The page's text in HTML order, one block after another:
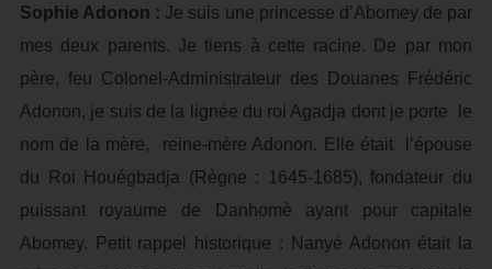
Sophie Adonon : Je suis une princesse d’Abomey de par
mes deux parents. Je tiens à cette racine. De par mon
père, feu Colonel-Administrateur des Douanes Frédéric
Adonon, je suis de la lignée du roi Agadja dont je porte le
nom de la mère, reine-mère Adonon. Elle était l’épouse
du Roi Houégbadja (Règne : 1645-1685), fondateur du
puissant royaume de Danhomè ayant pour capitale
Abomey. Petit rappel historique : Nanyé Adonon était la